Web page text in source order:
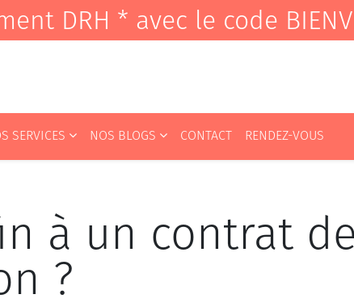
DRH * avec le code
SERVICES NOS BLOGS CONTACT RENDEZ-VOUS
à un contrat de
?